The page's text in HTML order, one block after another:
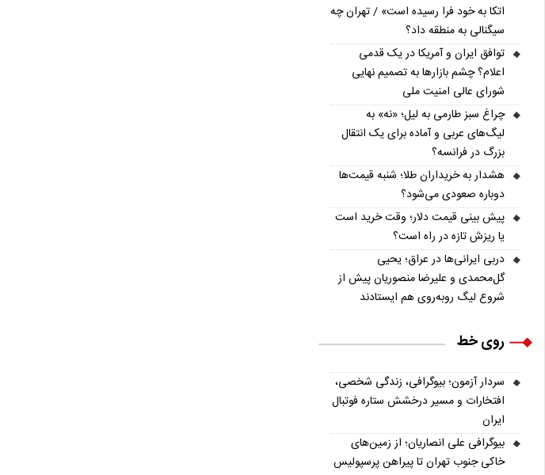
اتکا به خود فرا رسیده است» / تهران چه
سیگنالی به منطقه داد؟
توافق ایران و آمریکا در یک قدمی
اعلام؟ چشم بازارها به تصمیم نهایی
شورای عالی امنیت ملی
چراغ سبز طارمی به لیل؛ «نه» به
لیگ‌های عربی و آماده برای یک انتقال
بزرگ در فرانسه؟
هشدار به خریداران طلا؛ شنبه قیمت‌ها
دوباره صعودی می‌شود؟
پیش‌ بینی قیمت دلار؛ وقت خرید است
یا ریزش تازه در راه است؟
دربی ایرانی‌ها در عراق؛ یحیی
گل‌محمدی و علیرضا منصوریان پیش از
شروع لیگ روبه‌روی هم ایستادند
روی خط
سردار آزمون؛ بیوگرافی، زندگی شخصی،
افتخارات و مسیر درخشش ستاره فوتبال
ایران
بیوگرافی علی انصاریان؛ از زمین‌های
خاکی جنوب تهران تا پیراهن پرسپولیس